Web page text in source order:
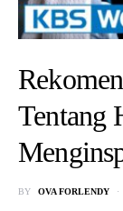
Tentang
BY OVA FORLENDY